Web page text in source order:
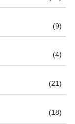
(9)
(4)
(21)
(18)